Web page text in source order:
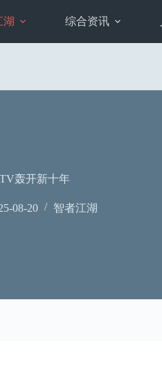
湖 综合资讯
轰开新十年
08-20 智者江湖